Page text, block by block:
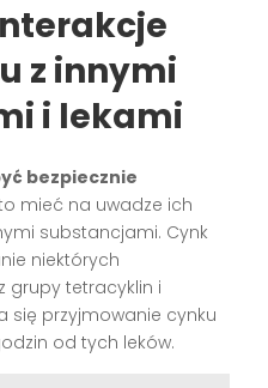
z innymi
i lekami
bezpiecznie
mieć na uwadze ich
substancjami. Cynk
niektórych
grupy tetracyklin i
się przyjmowanie cynku
od tych leków.